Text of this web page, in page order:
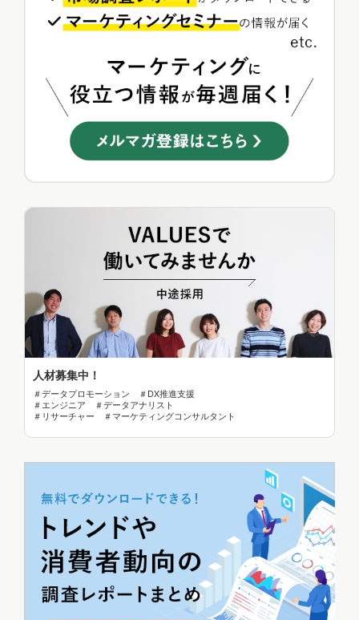
人材募集中！
＃データプロモーション ＃DX推進支援
＃エンジニア ＃データアナリスト
＃リサーチャー ＃マーケティングコンサルタント